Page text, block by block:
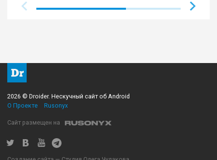
2026 © Droider. Нескучный сайт об Android
О Проекте
Rusonyx
Сайт размещен на